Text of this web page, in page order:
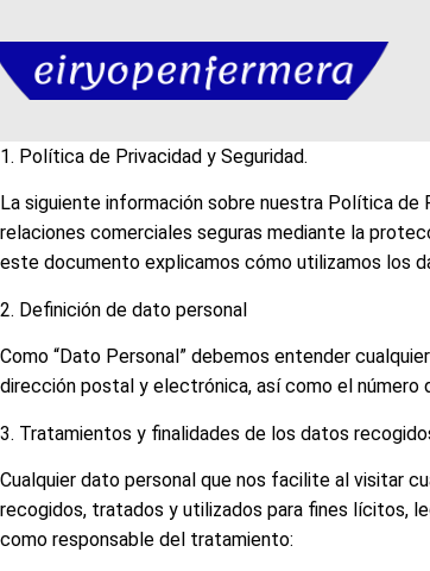
1. Política de Privacidad y Seguridad.
La siguiente información sobre nuestra Política de
relaciones comerciales seguras mediante la
este documento explicamos cómo utilizamos los
2. Definición de dato personal
Como “Dato Personal” debemos entender
dirección postal y electrónica, así como el número
3. Tratamientos y finalidades de los datos
Cualquier dato personal que nos facilite al visitar
recogidos, tratados y utilizados para fines lícitos,
como responsable del tratamiento: